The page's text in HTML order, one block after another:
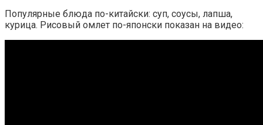
Популярные блюда по-китайски: суп, соусы, лапша,
курица. Рисовый омлет по-японски показан на видео: